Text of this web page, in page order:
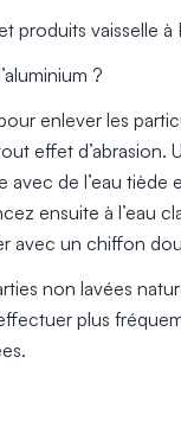
produits vaisselle à
?
enlever les
effet d’abrasion.
avec de l’eau tiède
ensuite à l’eau
avec un chiffon
non lavées
plus